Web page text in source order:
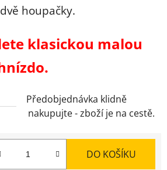
houpačky.
klasickou malou
Předobjednávka klidně
nakupujte - zboží je na cestě.
DO KOŠÍKU